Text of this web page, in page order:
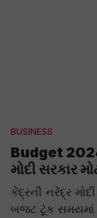
BUSINESS
Budget
મોદી સરકાર
કેંદ્રની નરેંદ્ર
બજટ ટૂંક સમયમાં